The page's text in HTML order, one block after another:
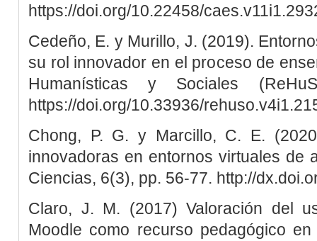
https://doi.org/10.22458/
Cedeño, E. y Murillo, J. (2019).
su rol innovador en el proceso de
Humanísticas y Sociales
https://doi.org/10.33936/
Chong, P. G. y Marcillo, C. E.
innovadoras en entornos virtuales de
Ciencias, 6(3), pp. 56-77. http://
Claro, J. M. (2017) Valoración del
Moodle como recurso pedagógico